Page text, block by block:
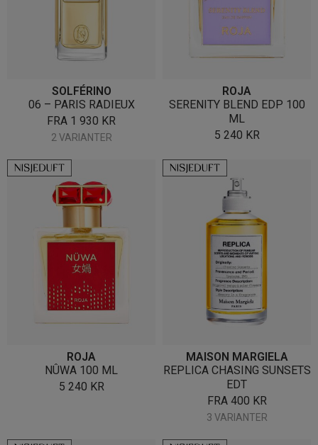
SOLFÉRINO
06 – PARIS RADIEUX
FRA 1 930 KR
2 VARIANTER
ROJA
SERENITY BLEND EDP 100
ML
5 240 KR
ROJA
NÛWA 100 ML
5 240 KR
MAISON MARGIELA
REPLICA CHASING SUNSETS
EDT
FRA 400 KR
3 VARIANTER